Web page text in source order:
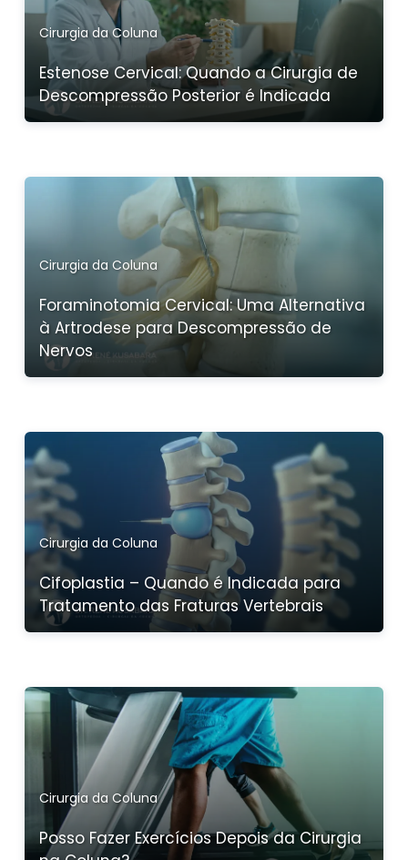
Cirurgia da Coluna
Estenose Cervical: Quando a Cirurgia de
Descompressão Posterior é Indicada
Cirurgia da Coluna
Foraminotomia Cervical: Uma Alternativa
à Artrodese para Descompressão de
Nervos
Cirurgia da Coluna
Cifoplastia – Quando é Indicada para
Tratamento das Fraturas Vertebrais
Cirurgia da Coluna
Posso Fazer Exercícios Depois da Cirurgia